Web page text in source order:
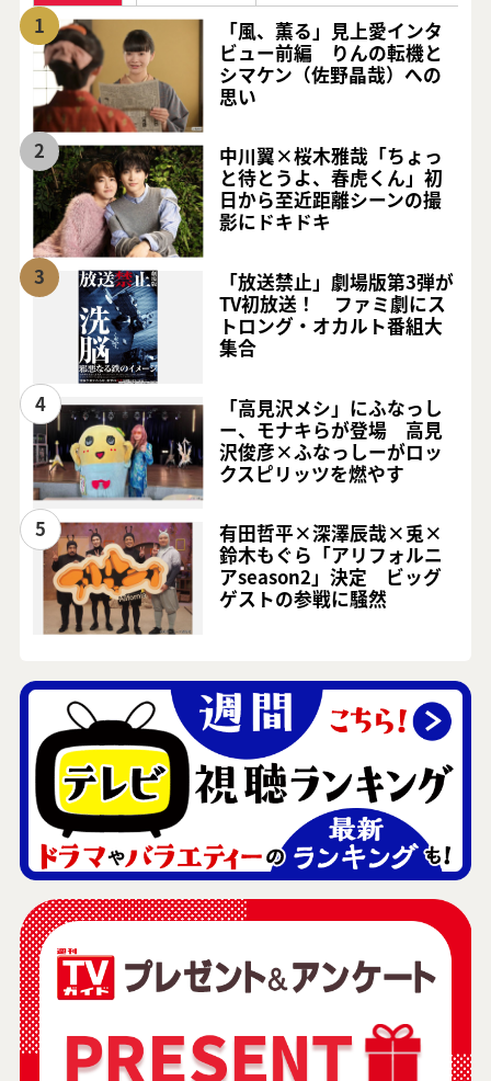
1
「風、薫る」見上愛インタ
ビュー前編 りんの転機と
シマケン（佐野晶哉）への
思い
2
中川翼×桜木雅哉「ちょっ
と待とうよ、春虎くん」初
日から至近距離シーンの撮
影にドキドキ
3
「放送禁止」劇場版第3弾が
TV初放送！ ファミ劇にス
トロング・オカルト番組大
集合
4
「高見沢メシ」にふなっし
ー、モナキらが登場 高見
沢俊彦×ふなっしーがロッ
クスピリッツを燃やす
5
有田哲平×深澤辰哉×兎×
鈴木もぐら「アリフォルニ
アseason2」決定 ビッグ
ゲストの参戦に騒然